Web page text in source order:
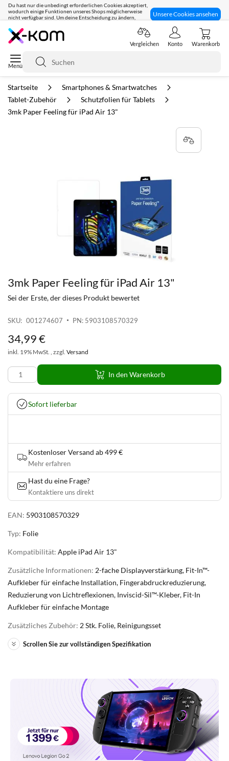
Du hast nur die unbedingt erforderlichen Cookies akzeptiert,
wodurch einige Funktionen unseres Shops möglicherweise
nicht verfügbar sind. Um deine Entscheidung zu ändern,
Unsere Cookies ansehen
95% positives Feedback
Suche
Vergleichen Konto Warenkorb
Startseite
Smartphones & Smartwatches
Tablet-Zubehör
Schutzfolien für Tablets
3mk Paper Feeling für iPad Air 13"
3mk Paper Feeling für iPad Air 13"
SKU 001274607 PN: 5903108570329
Sei der Erste, der dieses Produkt bewertet
EAN: 5903108570329
Typ: Folie
Kompatibilität: Apple iPad Air 13"
Zusätzliche Informationen: 2-fache Displayverstärkung, Fit-In™-
Aufkleber für einfache Installation, Fingerabdruckreduzierung,
Reduzierung von Lichtreflexionen, Inviscid-Sil™-Kleber, Fit-In
Aufkleber für einfache Montage
Zusätzliches Zubehör: 2 Stk. Folie, Reinigungsset
Scrollen Sie zur vollständigen Spezifikation
34,99 €
inkl. 19% MwSt. , zzgl. Versand
In den Warenkorb
Sofort lieferbar
Kostenloser Versand ab 499 €
Mehr erfahren
Hast du eine Frage?
Kontaktiere uns direkt
Zum
Bildgalerie